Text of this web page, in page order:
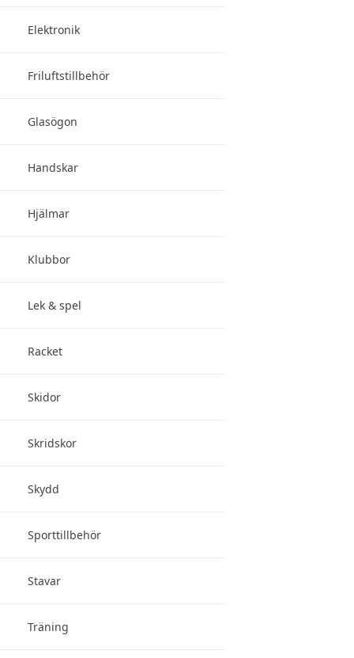
Elektronik
Friluftstillbehör
Glasögon
Handskar
Hjälmar
Klubbor
Lek & spel
Racket
Skidor
Skridskor
Skydd
Sporttillbehör
Stavar
Träning